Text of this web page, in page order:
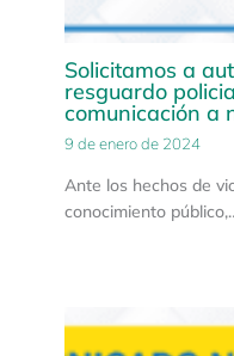
Solicitamos a
resguardo
comunicación a
9 de enero de 2024
Ante los hechos de
conocimiento